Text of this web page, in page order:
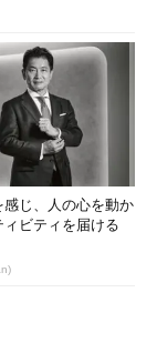
感じ、人の心を動か
ビティを届ける